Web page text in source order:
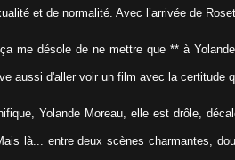
et de normalité. Avec l’arrivée de
me désole de ne mettre que ** à
aussi d'aller voir un film avec la certitude
Yolande Moreau, elle est drôle,
là... entre deux scènes charmantes,